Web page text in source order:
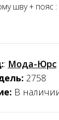
шву + пояс :
: Мода-Юрс
2758
В